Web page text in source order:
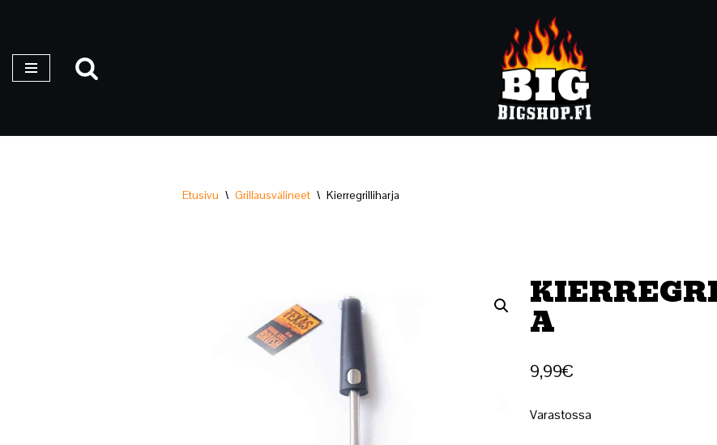
suoraan
Etusivu \ Grillausvälineet \ Kierregrilliharja
A
9,99€
Varastossa